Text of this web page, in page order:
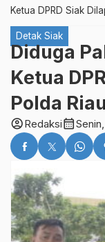
Ketua DPRD Siak
Detak Siak
Diduga
Ketua
Polda Riau
account_circleRedaksicalendar_month